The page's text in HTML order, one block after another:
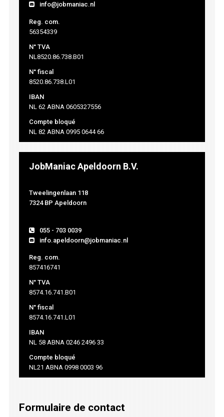
info@jobmaniac.nl
Reg. com.
56354339
N° TVA
NL8520.86.738.B01
N° fiscal
8520.86.738.L01
IBAN
NL 62 ABNA 0605327556
Compte bloqué
NL 82 ABNA 0995 0644 66
JobManiac Apeldoorn B.V.
Tweelingenlaan 118
7324 BP Apeldoorn
055 - 703 0039
info.apeldoorn@jobmaniac.nl
Reg. com.
857416741
N° TVA
8574.16.741.B01
N° fiscal
8574.16.741.L01
IBAN
NL 58 ABNA 0246 2496 33
Compte bloqué
NL21 ABNA 0998 0003 96
Formulaire de contact